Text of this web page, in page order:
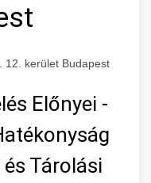
12. kerület Budapest
Előnyei -
Tárolási